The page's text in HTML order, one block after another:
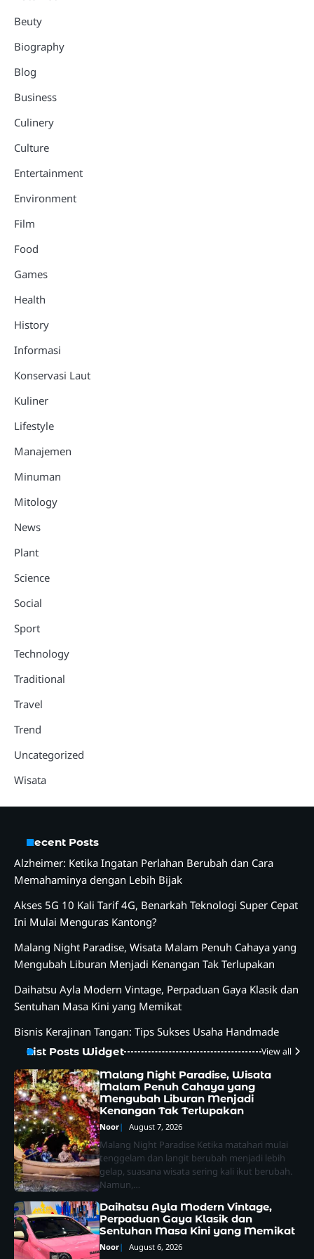
Beuty
Biography
Blog
Business
Culinery
Culture
Entertainment
Environment
Film
Food
Games
Health
History
Informasi
Konservasi Laut
Kuliner
Lifestyle
Manajemen
Minuman
Mitology
News
Plant
Science
Social
Sport
Technology
Traditional
Travel
Trend
Uncategorized
Wisata
Recent Posts
Alzheimer: Ketika Ingatan Perlahan Berubah dan Cara
Memahaminya dengan Lebih Bijak
Akses 5G 10 Kali Tarif 4G, Benarkah Teknologi Super Cepat
Ini Mulai Menguras Kantong?
Malang Night Paradise, Wisata Malam Penuh Cahaya yang
Mengubah Liburan Menjadi Kenangan Tak Terlupakan
Daihatsu Ayla Modern Vintage, Perpaduan Gaya Klasik dan
Sentuhan Masa Kini yang Memikat
Bisnis Kerajinan Tangan: Tips Sukses Usaha Handmade
List Posts Widget View all
Malang Night Paradise, Wisata
Malam Penuh Cahaya yang
Mengubah Liburan Menjadi
Kenangan Tak Terlupakan
Noor August 7, 2026
Malang Night Paradise Ketika matahari mulai
tenggelam dan langit berubah menjadi lebih
gelap, suasana wisata sering kali ikut berubah.
Namun,…
Daihatsu Ayla Modern Vintage,
Perpaduan Gaya Klasik dan
Sentuhan Masa Kini yang Memikat
Noor August 6, 2026